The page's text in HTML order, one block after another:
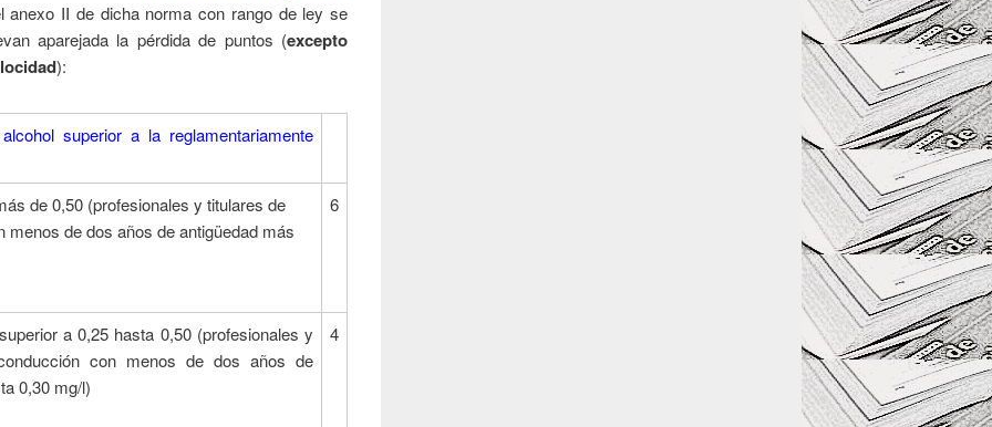
anexo II de dicha norma con rango de ley se
aparejada la pérdida de puntos (excepto
):
superior a la reglamentariamente
de 0,50 (profesionales y titulares de
de dos años de antigüedad más
6
a 0,25 hasta 0,50 (profesionales y
con menos de dos años de
0,30 mg/l)
4